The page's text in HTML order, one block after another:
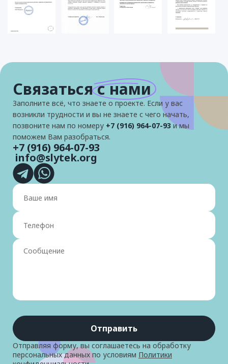
Связатьсяс нами
Заполните всё, что знаете о проекте. Если у вас
возникли трудности и вы не знаете с чего начать,
позвоните нам по номеру +7 (916) 964-07-93и мы
поможем Вам разобраться.
+7 (916) 964-07-93
info@slytek.org
Отправить
Отправляя форму, вы соглашаетесь на обработку
персональных данных по условиям Политики